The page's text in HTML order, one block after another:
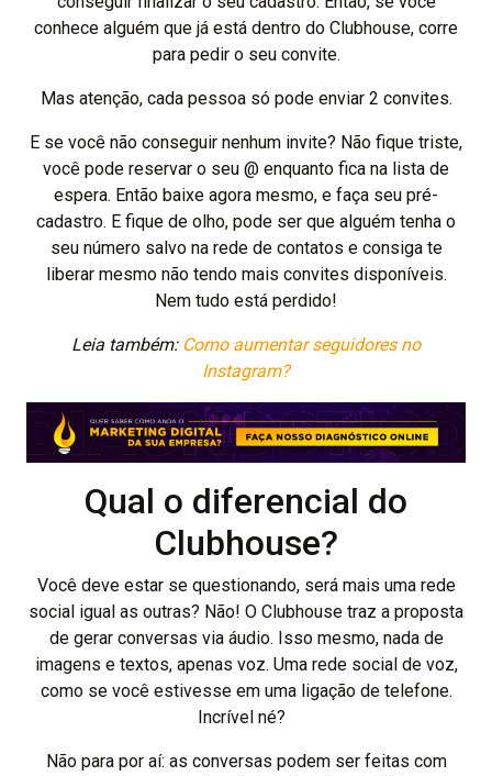
conhece alguém que já está dentro do Clubhouse, corre
para pedir o seu convite.
Mas atenção, cada pessoa só pode enviar 2 convites.
E se você não conseguir nenhum invite? Não fique triste,
você pode reservar o seu @ enquanto fica na lista de
espera. Então baixe agora mesmo, e faça seu pré-
cadastro. E fique de olho, pode ser que alguém tenha o
seu número salvo na rede de contatos e consiga te
liberar mesmo não tendo mais convites disponíveis.
Nem tudo está perdido!
Leia também: Como aumentar seguidores no
Instagram?
Qual o diferencial do
Clubhouse?
Você deve estar se questionando, será mais uma rede
social igual as outras? Não! O Clubhouse traz a proposta
de gerar conversas via áudio. Isso mesmo, nada de
imagens e textos, apenas voz. Uma rede social de voz,
como se você estivesse em uma ligação de telefone.
Incrível né?
Não para por aí: as conversas podem ser feitas com